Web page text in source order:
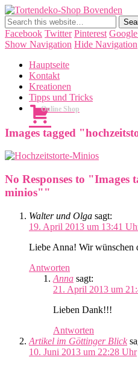
Tortendekorationen, Cake Pops,
Facebook Twitter Pinterest
Show Navigation Hide Navigation
Hauptseite
Kontakt
Kreationen
Tipps und Tricks
Online Shop
Images tagged
No Responses to "Images
minios""
Walter und Olga sagt:
19. April 2013 um 13:41
Liebe Anna! Wir wünschen
Antworten
Anna sagt:
21. April 2013 um
Lieben Dank!!!
Antworten
Artikel im Göttinger Blick
10. Juni 2013 um 22:28 Uhr